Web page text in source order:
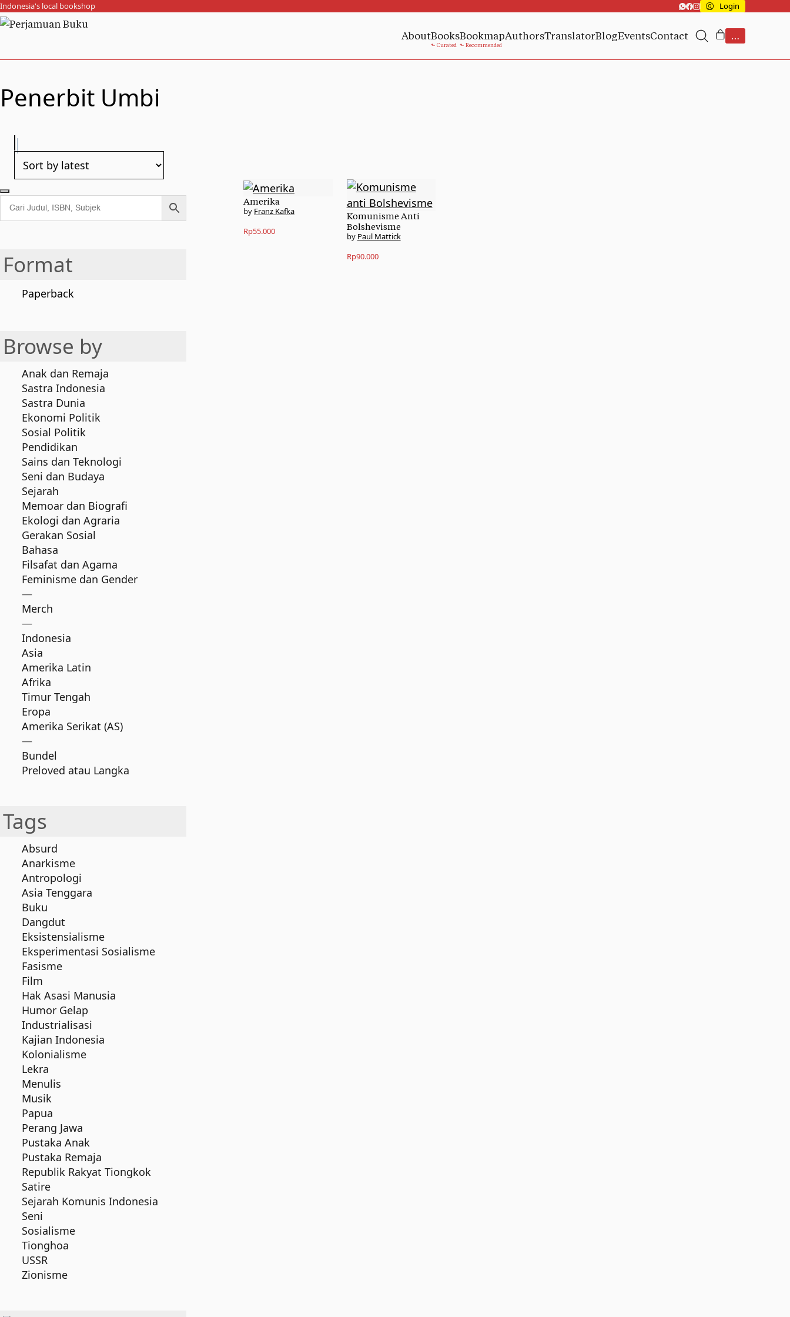
Indonesia's local bookshop Login
AboutBooksBookmapAuthorsTranslatorBlogEventsContact
Penerbit Umbi
Amerika
Franz Kafka
Rp55.000
Komunisme Anti
Bolshevisme
Paul Mattick
Rp90.000
Format
Paperback
Browse by
Anak dan Remaja
Sastra Indonesia
Sastra Dunia
Ekonomi Politik
Sosial Politik
Pendidikan
Sains dan Teknologi
Seni dan Budaya
Sejarah
Memoar dan Biografi
Ekologi dan Agraria
Gerakan Sosial
Bahasa
Filsafat dan Agama
Feminisme dan Gender
—
Merch
—
Indonesia
Asia
Amerika Latin
Afrika
Timur Tengah
Eropa
Amerika Serikat (AS)
—
Bundel
Preloved atau Langka
Tags
Absurd
Anarkisme
Antropologi
Asia Tenggara
Buku
Dangdut
Eksistensialisme
Eksperimentasi Sosialisme
Fasisme
Film
Hak Asasi Manusia
Humor Gelap
Industrialisasi
Kajian Indonesia
Kolonialisme
Lekra
Menulis
Musik
Papua
Perang Jawa
Pustaka Anak
Pustaka Remaja
Republik Rakyat Tiongkok
Satire
Sejarah Komunis Indonesia
Seni
Sosialisme
Tionghoa
USSR
Zionisme